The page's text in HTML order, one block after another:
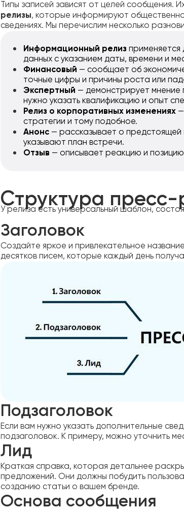
Типы записей зависят от целей сообщения.
релизы, которые информируют
сведениях. Мы перечислим несколько
Информационный релиз
данных с указанием даты, времени и
Финансовый — сообщает об
точные цифры и причины роста или
Экспертный — демонстрирует мнение
нужно указать квалификацию и опыт
Релиз о корпоративных изменениях—
стратегии и тому подобное.
Анонс— рассказывает о предстоящей
указывают план встречи.
Отзыв — описывает реакцию и
Структура пресс-
У релиза есть универсальный шаблон,
Заголовок
Создайте яркое и привлекательное
десятков писем, которые каждый день
Подзаголовок
Если вам нужно указать дополнительные
подзаголовок. К примеру, можно уточнить
Лид
Краткая справка, которая детальнее
предложений. Они должны побудить
созданию статьи о вашем бренде.
Основа сообщения